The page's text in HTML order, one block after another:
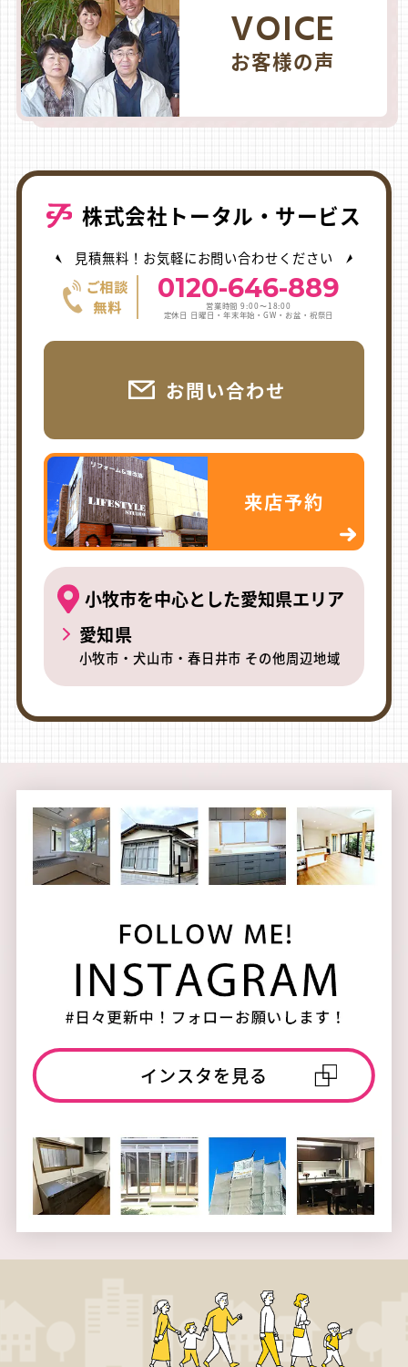
VOICE
お客様の声
株式会社トータル・サービス
見積無料！お気軽にお問い合わせください
0120-646-889
営業時間 9:00〜18:00
定休日 日曜日・年末年始・GW・お盆・祝祭日
お問い合わせ
来店予約
小牧市を中心とした愛知県エリア
愛知県
小牧市・犬山市・春日井市 その他周辺地域
インスタを見る